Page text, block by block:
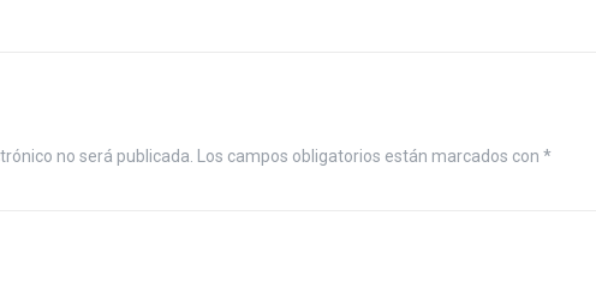
no será publicada. Los campos obligatorios están marcados con *